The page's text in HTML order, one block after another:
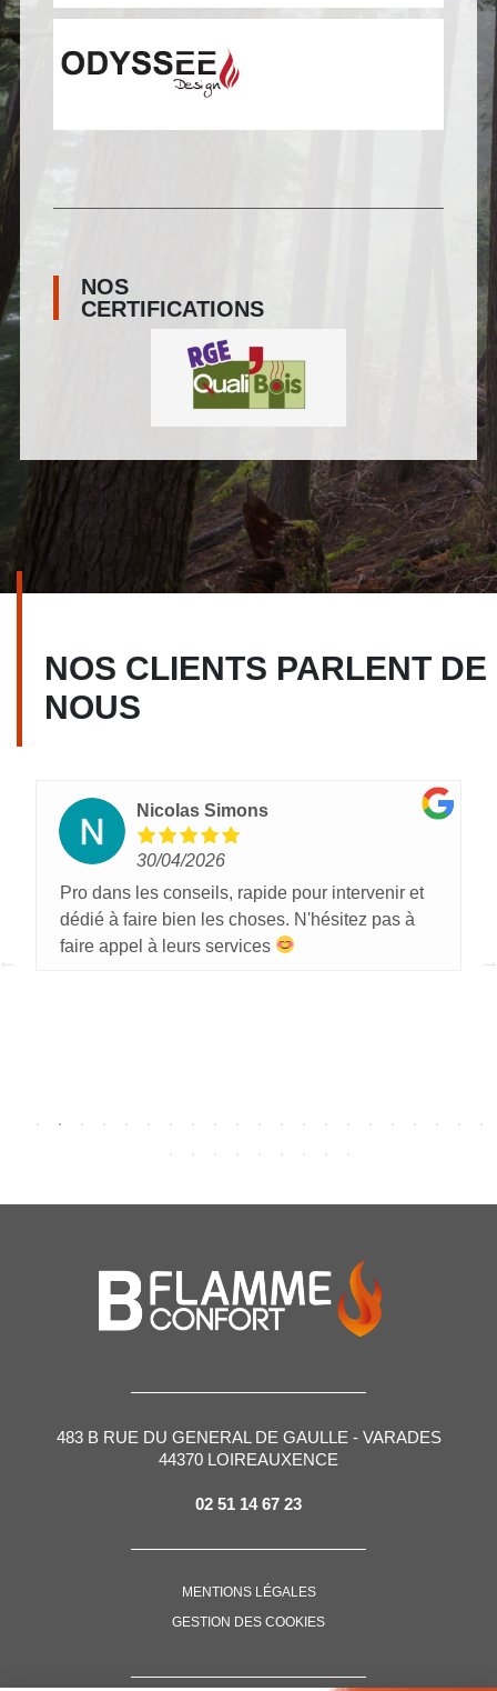
NOS
CERTIFICATIONS
NOS CLIENTS PARLENT DE
NOUS
Nicolas Simons
30/04/2026
Pro dans les conseils, rapide pour intervenir et
dédié à faire bien les choses. N'hésitez pas à
faire appel à leurs services
483 B RUE DU GENERAL DE GAULLE - VARADES
44370 LOIREAUXENCE
02 51 14 67 23
MENTIONS LÉGALES
GESTION DES COOKIES